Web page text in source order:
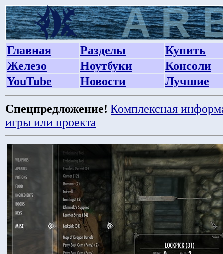
Главная Разделы
Купить
Железо
Ноутбуки
Консоли
YouTube
Новости Лучшие
Спецпредложение! Комплексная
игры или проекта